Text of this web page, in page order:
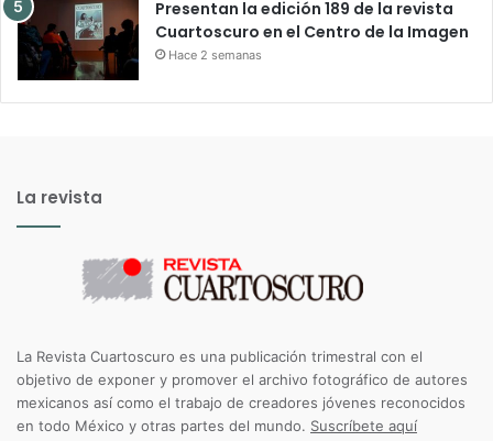
Presentan la edición 189 de la revista
Cuartoscuro en el Centro de la Imagen
Hace 2 semanas
La revista
La Revista Cuartoscuro es una publicación trimestral con el
objetivo de exponer y promover el archivo fotográfico de autores
mexicanos así como el trabajo de creadores jóvenes reconocidos
en todo México y otras partes del mundo. Suscríbete aquí